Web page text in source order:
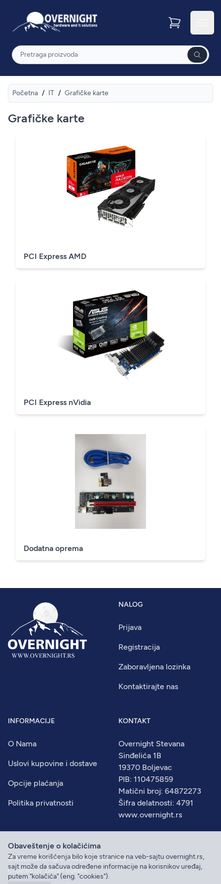
Overnight
Pretraga
Početna / IT / Grafičke karte
Grafičke karte
PCI Express AMD
PCI Express nVidia
Dodatna oprema
NALOG
Prijava
Registracija
Zaboravljena lozinka
Kontaktirajte nas
INFORMACIJE
O Nama
Uslovi kupovine i dostave
Opcije plaćanja
Politika privatnosti
KONTAKT
Overnight Stevana
Sinđelića 1B
19370 Boljevac
PIB: 110475859
Matični broj: 64872273
Šifra delatnosti: 4791
www.overnight.rs
© 2026Overnight. Sva prava zadržana.
Created by:Dejan Vukelić
Obaveštenje o kolačićima
Za vreme korišćenja bilo koje stranice na veb-sajtu overnight.rs,
sajt može da sačuva određene informacije na korisnikov uređaj,
putem "kolačića" (eng. "cookies").